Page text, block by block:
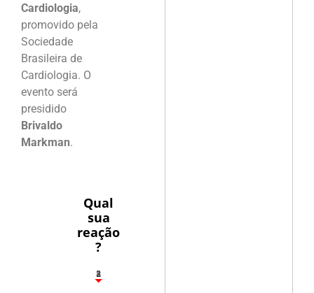
Cardiologia,
promovido pela
Sociedade
Brasileira de
Cardiologia. O
evento será
presidido
Brivaldo
Markman.
Qual
sua
reação
?
1
2
8